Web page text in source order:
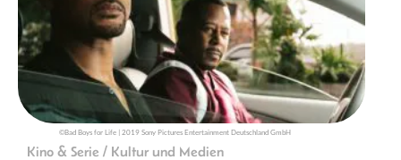
PODCASTS
ÜBER UNS
©Bad Boys for Life | 2019 Sony Pictures Entertainment Deutschland GmbH
Kino & Serie / Kultur und Medien